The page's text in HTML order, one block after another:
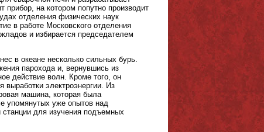
прибор, на котором попутно производит
отделения физических наук
в работе Московского отделения
и избирается председателем
в океане несколько сильных бурь.
парохода и, вернувшись из
действие волн. Кроме того, он
электроэнергии. Из
машина, которая была
упомянутых уже опытов над
станции для изучения подъемных